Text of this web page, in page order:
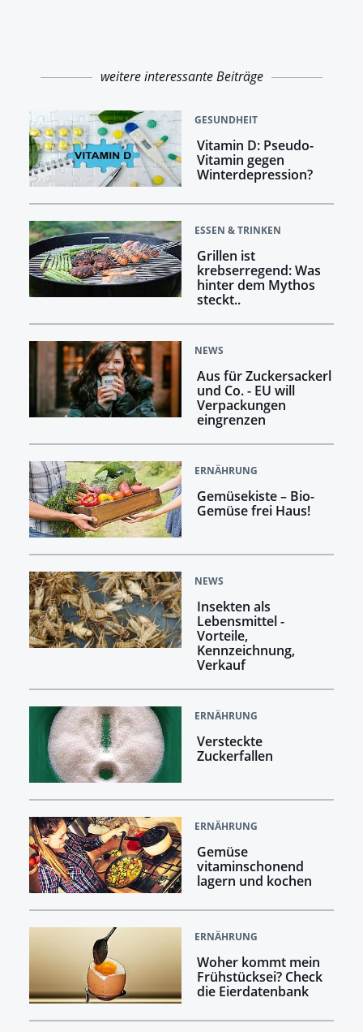
weitere interessante Beiträge
GESUNDHEIT
Vitamin D: Pseudo-
Vitamin gegen
Winterdepression?
ESSEN & TRINKEN
Grillen ist
krebserregend: Was
hinter dem Mythos
steckt..
NEWS
Aus für Zuckersackerl
und Co. - EU will
Verpackungen
eingrenzen
ERNÄHRUNG
Gemüsekiste – Bio-
Gemüse frei Haus!
NEWS
Insekten als
Lebensmittel -
Vorteile,
Kennzeichnung,
Verkauf
ERNÄHRUNG
Versteckte
Zuckerfallen
ERNÄHRUNG
Gemüse
vitaminschonend
lagern und kochen
ERNÄHRUNG
Woher kommt mein
Frühstücksei? Check
die Eierdatenbank